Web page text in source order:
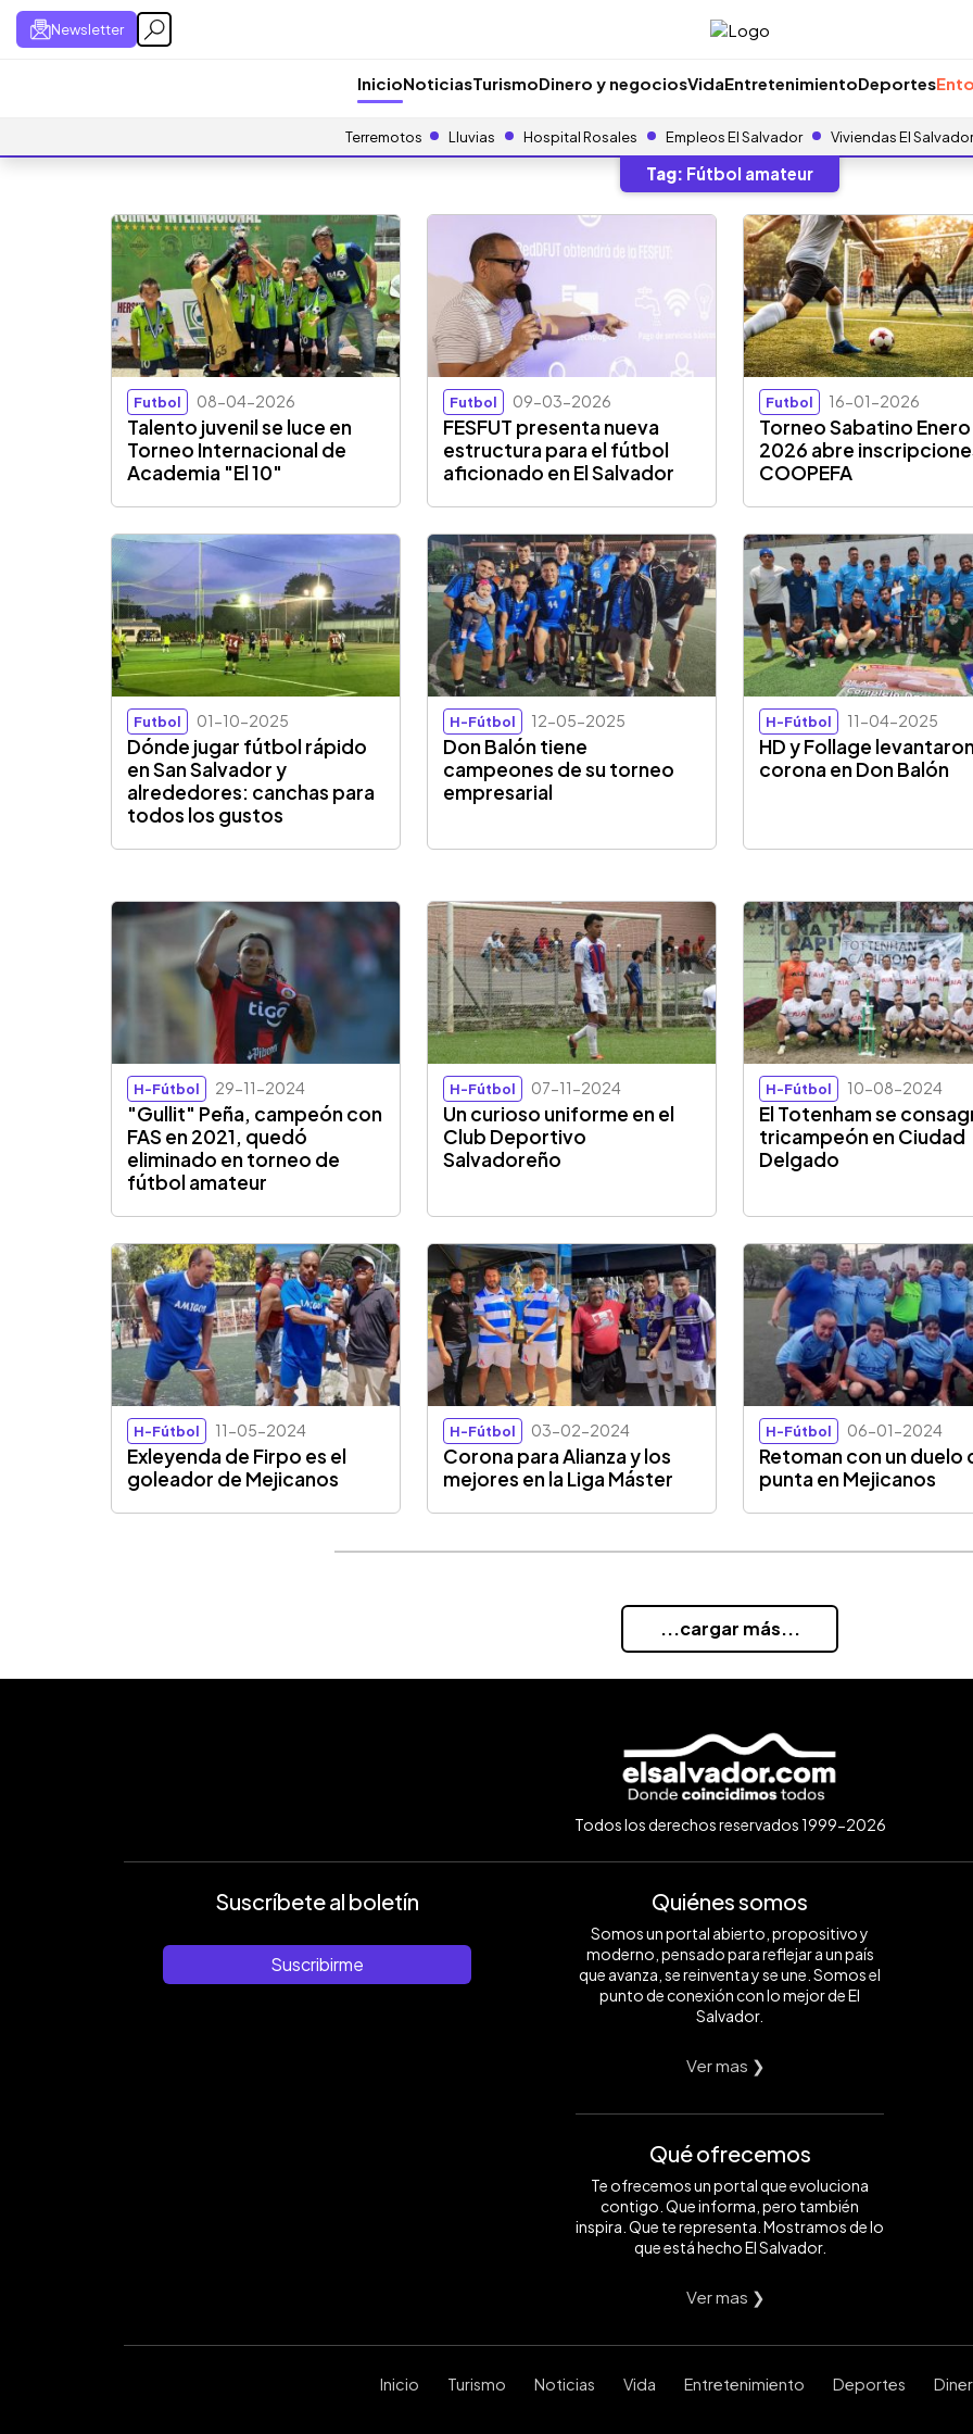
Newsletter
InicioNoticiasTurismoDinero y negociosVidaEntretenimientoDeportes
Terremotos Lluvias Hospital Rosales Empleos El Salvador Viviendas El Salvador
Tag: Fútbol amateur
Futbol 08-04-2026
Talento juvenil se luce en
Torneo Internacional de
Academia "El 10"
Futbol 09-03-2026
FESFUT presenta nueva
estructura para el fútbol
aficionado en El Salvador
Futbol 16-01-2026
Torneo Sabatino Enero
2026 abre
COOPEFA
Futbol 01-10-2025
Dónde jugar fútbol rápido
en San Salvador y
alrededores: canchas para
todos los gustos
H-Fútbol 12-05-2025
Don Balón tiene
campeones de su torneo
empresarial
H-Fútbol 11-04-2025
HD y Follage
corona en Don Balón
H-Fútbol 29-11-2024
"Gullit" Peña, campeón con
FAS en 2021, quedó
eliminado en torneo de
fútbol amateur
H-Fútbol 07-11-2024
Un curioso uniforme en el
Club Deportivo
Salvadoreño
H-Fútbol 10-08-2024
El Totenham se
tricampeón en Ciudad
Delgado
H-Fútbol 11-05-2024
Exleyenda de Firpo es el
goleador de Mejicanos
H-Fútbol 03-02-2024
Corona para Alianza y los
mejores en la Liga Máster
H-Fútbol 06-01-2024
Retoman con un duelo
punta en Mejicanos
...cargar más...
Todos los derechos reservados 1999-2026
Suscríbete al boletín
Suscribirme
Quiénes somos
Somos un portal abierto, propositivo y
moderno, pensado para reflejar a un país
que avanza, se reinventa y se une. Somos el
punto de conexión con lo mejor de El
Salvador.
Ver mas ❯
Qué ofrecemos
Te ofrecemos un portal que evoluciona
contigo. Que informa, pero también
inspira. Que te representa. Mostramos de lo
que está hecho El Salvador.
Ver mas ❯
Inicio Turismo Noticias Vida Entretenimiento Deportes